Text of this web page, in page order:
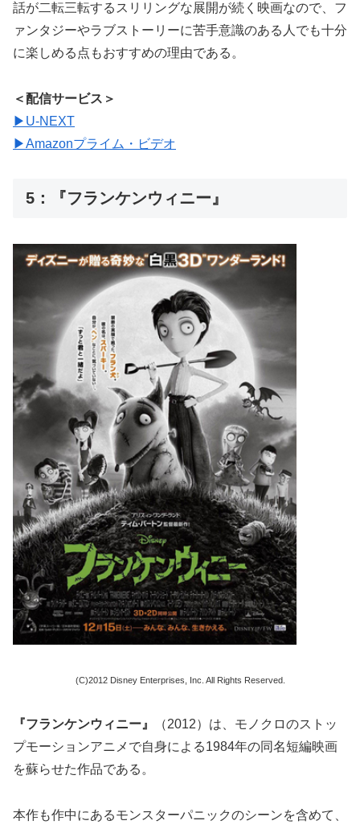
話が二転三転するスリリングな展開が続く映画なので、フ
ァンタジーやラブストーリーに苦手意識のある人でも十分
に楽しめる点もおすすめの理由である。
＜配信サービス＞
▶︎U-NEXT
▶︎Amazonプライム・ビデオ
5：『フランケンウィニー』
(C)2012 Disney Enterprises, Inc. All Rights Reserved.
『フランケンウィニー』
（2012）は、モノクロのストッ
プモーションアニメで自身による1984年の同名短編映画
を蘇らせた作品である。
本作も作中にあるモンスターパニックのシーンを含めて、